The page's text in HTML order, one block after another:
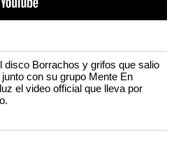
disco Borrachos y grifos que salio
con su grupo Mente En
el video official que lleva por